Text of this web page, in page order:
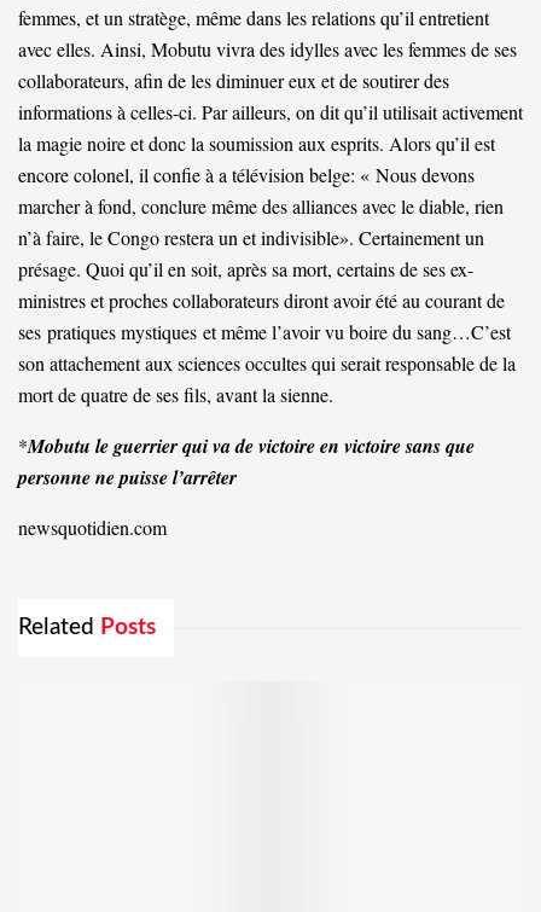
femmes, et un stratège, même dans les relations qu’il entretient
avec elles. Ainsi, Mobutu vivra des idylles avec les femmes de ses
collaborateurs, afin de les diminuer eux et de soutirer des
informations à celles-ci. Par ailleurs, on dit qu’il utilisait activement
la magie noire et donc la soumission aux esprits. Alors qu’il est
encore colonel, il confie à a télévision belge: « Nous devons
marcher à fond, conclure même des alliances avec le diable, rien
n’à faire, le Congo restera un et indivisible». Certainement un
présage. Quoi qu’il en soit, après sa mort, certains de ses ex-
ministres et proches collaborateurs diront avoir été au courant de
ses pratiques mystiques et même l’avoir vu boire du sang…C’est
son attachement aux sciences occultes qui serait responsable de la
mort de quatre de ses fils, avant la sienne.
*Mobutu le guerrier qui va de victoire en victoire sans que
personne ne puisse l’arrêter
newsquotidien.com
Related Posts